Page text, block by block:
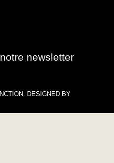
newsletter
DESIGNED BY